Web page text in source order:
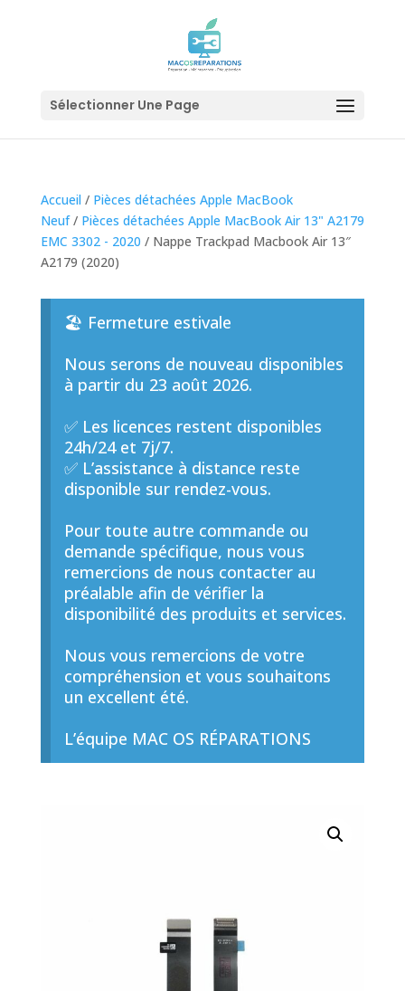
Sélectionner Une Page
Accueil / Pièces détachées Apple MacBook
Neuf/ Pièces détachées Apple MacBook Air 13" A2179
EMC 3302 - 2020 / Nappe Trackpad Macbook Air 13″
A2179 (2020)
🏖️ Fermeture estivale
Nous serons de nouveau disponibles
à partir du 23 août 2026.
✅ Les licences restent disponibles
24h/24 et 7j/7.
✅ L’assistance à distance reste
disponible sur rendez-vous.
Pour toute autre commande ou
demande spécifique, nous vous
remercions de nous contacter au
préalable afin de vérifier la
disponibilité des produits et services.
Nous vous remercions de votre
compréhension et vous souhaitons
un excellent été.
L’équipe MAC OS RÉPARATIONS